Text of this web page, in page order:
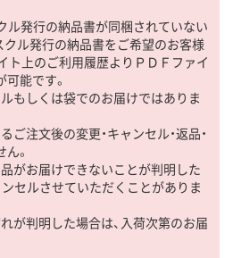
ル発行の納品書が同梱されていない
クル発行の納品書をご希望のお客様
ト上のご利用履歴よりＰＤＦファイ
能です。
もしくは袋でのお届けではありま
ご注文後の変更・キャンセル・返品・
。
がお届けできないことが判明した
セルさせていただくことがありま
が判明した場合は、入荷次第のお届